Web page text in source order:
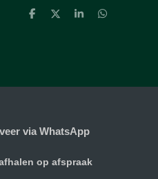
D
D
S
D
via WhatsApp
op afspraak